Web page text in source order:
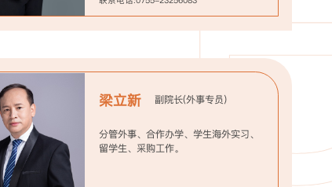
梁立新 副院长(外事专员)
分管外事、合作办学、学生海外实习、
留学生、采购工作。